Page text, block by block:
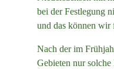
bei der Festlegung
und das können wir
Nach der im
Gebieten nur